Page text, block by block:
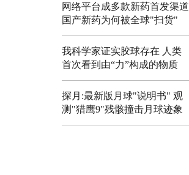
网络平台成多款新药首发渠道
国产新药为何被全球"扫货"
我科学家证实胶球存在 人类
首次看到由“力”构成的物质
探月:最新版月球"说明书" 观
测"猎鹰9"残骸撞击月球迹象